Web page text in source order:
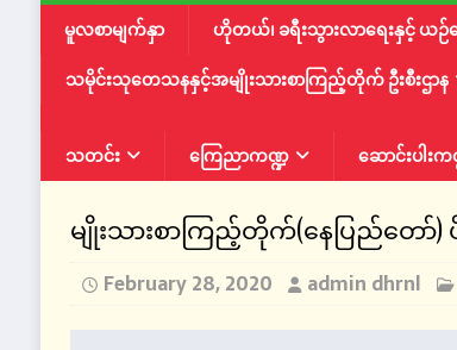
မူလစာမျက်နှာ ဟိုတယ်၊ ခရီးသွားလာရေးနှင့် ယဉ်က
သမိုင်းသုတေသနနှင့်အမျိုးသားစာကြည့်တိုက် ဦးစီးဌာန
သတင်း ကြေညာကဏ္ဍ ဆောင်းပါးက
မျိုးသားစာကြည့်တိုက်(နေပြည်တေ
February 28, 2020 admin dhrnl